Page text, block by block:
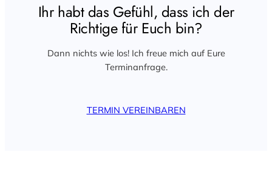
Ihr habt das Gefühl, dass ich der
Richtige für Euch bin?
Dann nichts wie los! Ich freue mich auf Eure
Terminanfrage.
TERMIN VEREINBAREN